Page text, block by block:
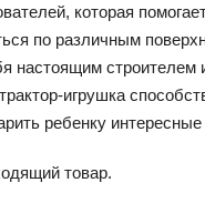
которая
по различным
настоящим
игрушка
ребенку
товар.